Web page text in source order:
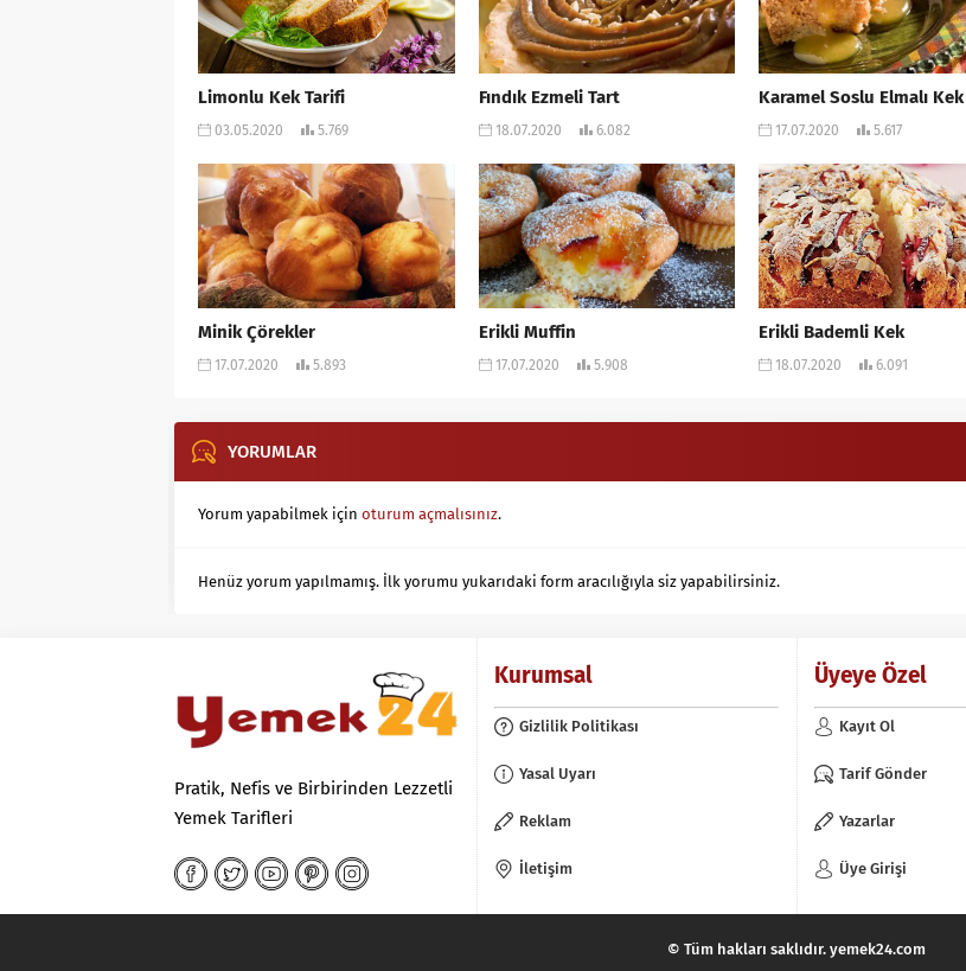
Limonlu Kek Tarifi
03.05.2020 5.769
Fındık Ezmeli Tart
18.07.2020 6.082
Karamel Soslu Elmalı Kek
17.07.2020 5.617
Minik Çörekler
17.07.2020 5.893
Erikli Muffin
17.07.2020 5.908
Erikli Bademli Kek
18.07.2020 6.091
YORUMLAR
Yorum yapabilmek için oturum açmalısınız.
Henüz yorum yapılmamış. İlk yorumu yukarıdaki form aracılığıyla siz yapabilirsiniz.
Pratik, Nefis ve Birbirinden Lezzetli
Yemek Tarifleri
Kurumsal
Gizlilik Politikası
Yasal Uyarı
Reklam
İletişim
Üyeye Özel
Kayıt Ol
Tarif Gönder
Yazarlar
Üye Girişi
© Tüm hakları saklıdır. yemek24.com